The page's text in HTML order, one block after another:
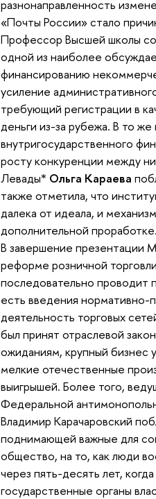
разнонаправленность
«Почты России» стало
Профессор Высшей школы
одной из наиболее
финансированию
усиление
требующий регистрации в
деньги из-за рубежа. В то
внутригосударственного
росту конкуренции между
Левады* Ольга Караева
также отметила, что
далека от идеала, и
дополнительной проработке.
В завершение презентации
реформе розничной
последовательно проводит
есть введения нормативно-
деятельность торговых
был принят отраслевой
ожиданиям, крупный бизнес
мелкие отечественные
выигрышей. Более того,
Федеральной
Владимир Карачаровский
поднимающей важные для
общество, на то, как люди
через пять-десять лет,
государственные органы